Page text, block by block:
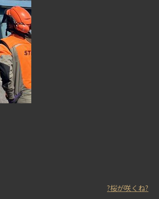
?桜が咲くね?